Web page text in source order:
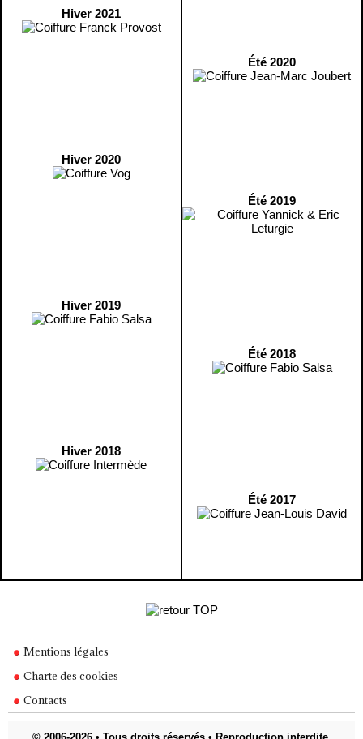
Hiver 2021
Hiver 2020
Hiver 2019
Hiver 2018
Été 2020
Été 2019
Été 2018
Été 2017
Mentions légales
Charte des cookies
Contacts